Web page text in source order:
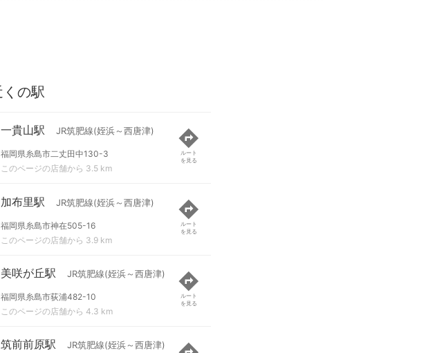
くの駅
一貴山駅 JR筑肥線(姪浜～西唐津)
福岡県糸島市二丈田中130-3
このページの店舗から 3.5 km
ルート
を見る
加布里駅 JR筑肥線(姪浜～西唐津)
福岡県糸島市神在505-16
このページの店舗から 3.9 km
ルート
を見る
美咲が丘駅 JR筑肥線(姪浜～西唐津)
福岡県糸島市荻浦482-10
このページの店舗から 4.3 km
ルート
を見る
筑前前原駅 JR筑肥線(姪浜～西唐津)